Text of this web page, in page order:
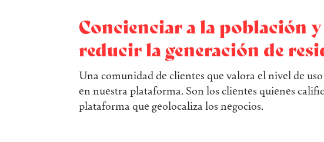
Concienciar a la población
reducir la generación de
Una comunidad de clientes que valora el nivel de
en nuestra plataforma. Son los clientes quienes
plataforma que geolocaliza los negocios.